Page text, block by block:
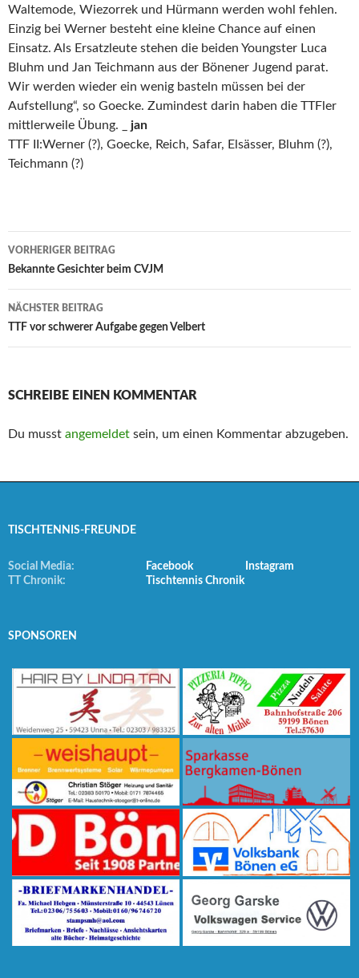
Waltemode, Wiezorrek und Hürmann werden wohl fehlen.
Einzig bei Werner besteht eine kleine Chance auf einen
Einsatz. Als Ersatzleute stehen die beiden Youngster Luca
Bluhm und Jan Teichmann aus der Bönener Jugend parat.
Wir werden wieder ein wenig basteln müssen bei der
Aufstellung“, so Goecke. Zumindest darin haben die TTFler
mittlerweile Übung. _ jan
TTF II:Werner (?), Goecke, Reich, Safar, Elsässer, Bluhm (?),
Teichmann (?)
Beitrags-
Navigation
VORHERIGER BEITRAG
Bekannte Gesichter beim CVJM
NÄCHSTER BEITRAG
TTF vor schwerer Aufgabe gegen Velbert
SCHREIBE EINEN KOMMENTAR
Du musst angemeldet sein, um einen Kommentar abzugeben.
TISCHTENNIS-FREUNDE
Social Media: Facebook
Instagram
TT Chronik:
Tischtennis Chronik
SPONSOREN